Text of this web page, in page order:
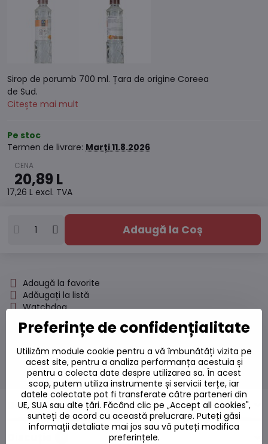
Sirop de porumb 700 ml. Țara de origine Coreea
de Sud.
Citește mai mult
Pe stoc
Termen de livrare: Marți11.8.2026
20,89 L
17,26 L excl. TVA
Adaugă la Coș
Adaugă la favorite
Adăugați la listă
Watchdog
Livrări
Număr depozit: S7#SK#404004#1
Producător:
Descriere
Preferințe de confidențialitate
Utilizăm module cookie pentru a vă îmbunătăți vizita pe
acest site, pentru a analiza performanța acestuia și
pentru a colecta date despre utilizarea sa. În acest
scop, putem utiliza instrumente și servicii terțe, iar
datele colectate pot fi transferate către parteneri din
UE, SUA sau alte țări. Făcând clic pe „Accept all cookies",
sunteți de acord cu această prelucrare. Puteți găsi
informații detaliate mai jos sau vă puteți modifica
preferințele.